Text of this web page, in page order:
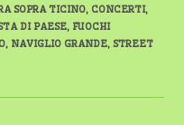
SOPRA TICINO, CONCERTI,
DI PAESE, FUOCHI
, NAVIGLIO GRANDE, STREET